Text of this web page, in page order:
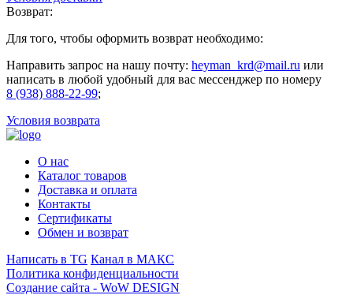
Возврат:
Для того, чтобы оформить возврат необходимо:
Направить запрос на нашу почту: heyman_krd@mail.ru или
написать в любой удобный для вас мессенджер по номеру
8 (938) 888-22-99;
Условия возврата
О нас
Каталог товаров
Доставка и оплата
Контакты
Сертификаты
Обмен и возврат
Написать в TG Канал в МАКС
Политика конфиденциальности
Создание сайта - WoW DESIGN